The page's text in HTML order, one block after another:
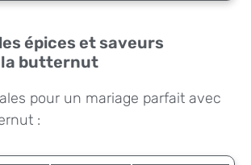
épices et saveurs
la butternut
pour un mariage parfait avec
: